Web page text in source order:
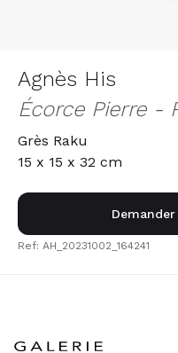
Agnès His
Écorce Pierre -
Grès Raku
15 x 15 x 32 cm
Ref: AH_20231002_164241